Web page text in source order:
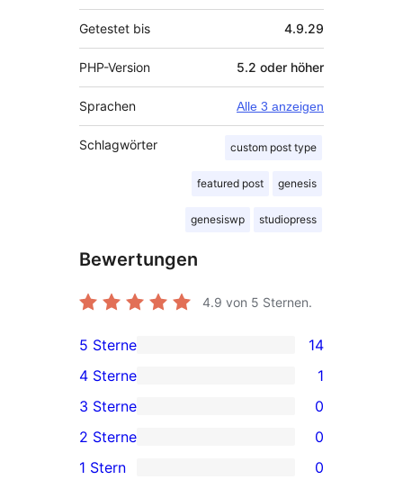
Getestet bis 4.9.29
PHP-Version 5.2 oder höher
Sprachen Alle 3 anzeigen
Schlagwörter custom post type
featured post genesis
genesiswp studiopress
Bewertungen
4.9 von 5 Sternen.
14 5-
Sterne-
Rezensionen
5 Sterne 14
1 4-
Sterne-
Rezension
4 Sterne 1
0 3-
Sterne-
Rezensionen
3 Sterne 0
0 2-
Sterne-
2 Sterne 0
0 1-
1 Stern 0